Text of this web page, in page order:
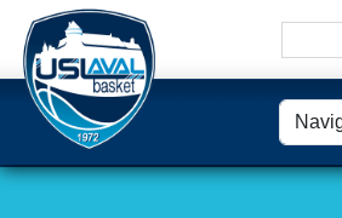
Panneau de gestion des cookies